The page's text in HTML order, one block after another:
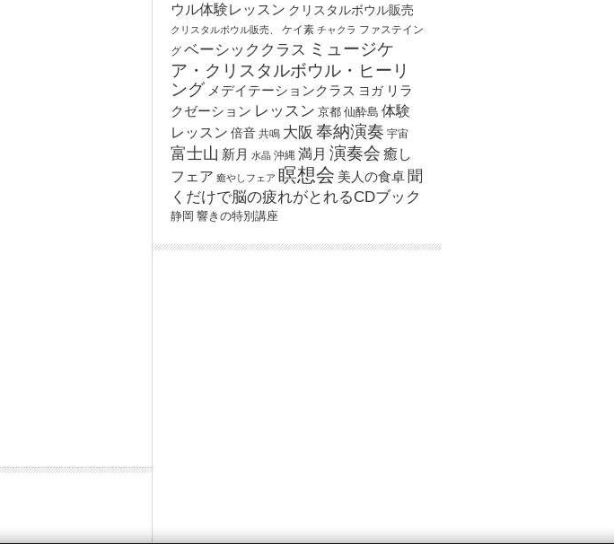
ウル体験レッスン クリスタルボウル販売
クリスタルボウル販売、 ケイ素 チャクラ ファステイン
グ ベーシッククラス ミュージケ
ア・クリスタルボウル・ヒーリ
ング メデイテーションクラス ヨガ リラ
クゼーション レッスン 京都 仙酔島 体験
レッスン 倍音 共鳴 大阪 奉納演奏 宇宙
富士山 新月 水晶 沖縄 満月 演奏会 癒し
フェア 癒やしフェア 瞑想会 美人の食卓 聞
くだけで脳の疲れがとれるCDブック
静岡 響きの特別講座